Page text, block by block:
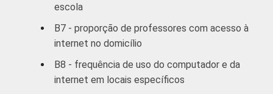
ano do
Fundamental
escola
B7 - proporção de professores com acesso à
internet no domicílio
B8 - frequência de uso do computador e da
internet em locais específicos